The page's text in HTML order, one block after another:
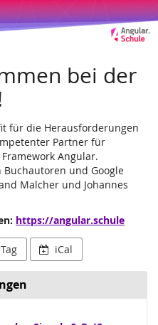
bei der
für die Herausforderungen
Partner für
Angular.
und Google
Malcher und Johannes
https://angular.schule
Tag iCal